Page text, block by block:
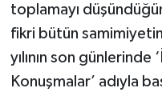
toplamayı
fikri bütün
yılının son günlerinde
Konuşmalar’ adıyla